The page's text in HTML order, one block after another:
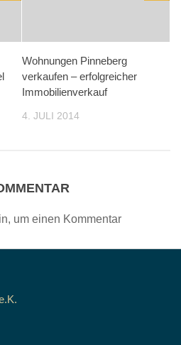
Wohnungen Pinneberg
verkaufen – erfolgreicher
Immobilienverkauf
4. JULI 2014
um einen Kommentar